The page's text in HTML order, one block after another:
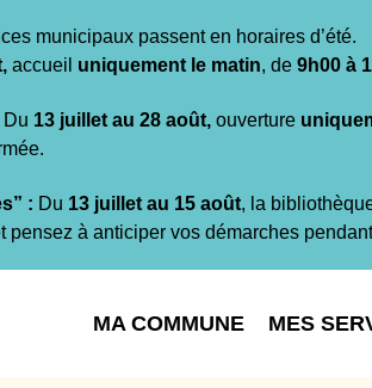
municipaux passent en horaires d’été.
accueil uniquement le matin, de 9h00 à
Du 13 juillet au 28 août, ouverture
: Du 13 juillet au 15 août, la
pensez à anticiper vos démarches
MA COMMUNE MES